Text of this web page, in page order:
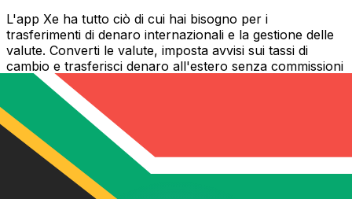
L'app Xe ha tutto ciò di cui hai bisogno per i
trasferimenti di denaro internazionali e la gestione delle
valute. Converti le valute, imposta avvisi sui tassi di
cambio e trasferisci denaro all'estero senza commissioni
nascoste. Scaricala oggi stesso!